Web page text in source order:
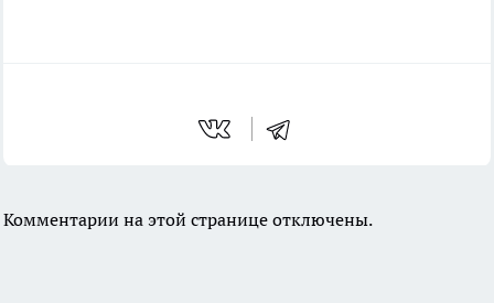
Комментарии на этой странице отключены.